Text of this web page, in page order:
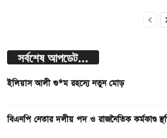
সর্বশেষ আপডেট...
ইলিয়াস আলী গু*ম রহস্যে নতুন মোড়
বিএনপি নেতার দলীয় পদ ও রাজনৈতিক কর্মকাণ্ড